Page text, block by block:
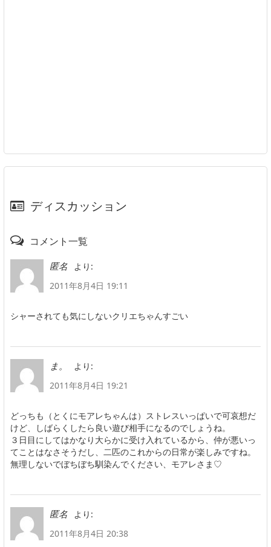
ディスカッション
コメント一覧
匿名
より:
2011年8月4日 19:11
シャーされても気にしないクリエちゃんすごい
ま。
より:
2011年8月4日 19:21
どっちも（とくにモアレちゃんは）ストレスいっぱいで可哀想だ
けど、しばらくしたら良い遊び相手になるのでしょうね。
３日目にしてはかなり大らかに受け入れているから、仲が悪いっ
てことはなさそうだし、二匹のこれからの日常が楽しみですね。
無理しないでぼちぼち馴染んでください、モアレさま♡
匿名
より:
2011年8月4日 20:38